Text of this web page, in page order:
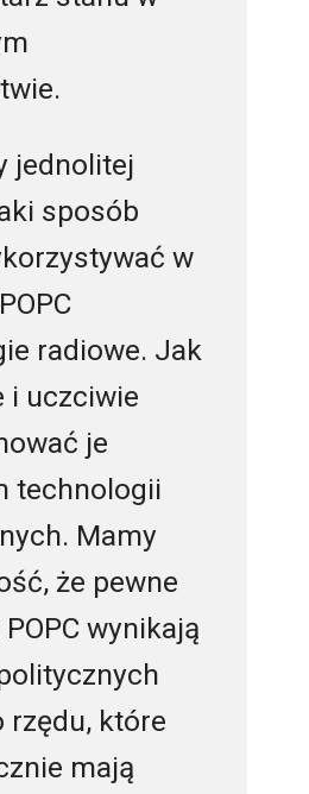
jednolitej
sposób
w
radiowe. Jak
i uczciwie
je
technologii
Mamy
że pewne
POPC wynikają
rzędu, które
mają